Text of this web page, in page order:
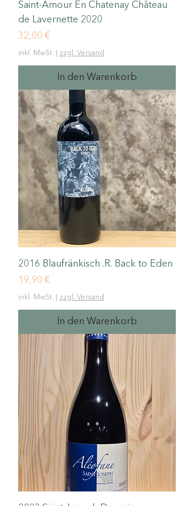
Saint-Amour En Chatenay Château
de Lavernette 2020
Preis
32,00 €
inkl. MwSt. zzgl. Versand
In den Warenkorb
2016 Blaufränkisch .R. Back to Eden
Preis
19,90 €
inkl. MwSt. zzgl. Versand
In den Warenkorb